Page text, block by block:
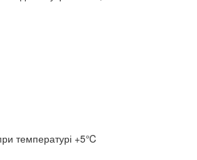
температурі +5℃